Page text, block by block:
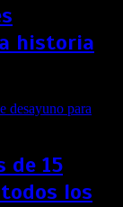
historia
de 15
los